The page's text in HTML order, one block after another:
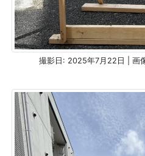
撮影日: 2025年7月22日 | 画